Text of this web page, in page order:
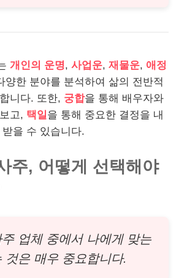
개인의 운명, 사업운, 재물운, 애정
양한 분야를 분석하여 삶의 전반적
니다. 또한, 궁합을 통해 배우자와
고, 택일 을 통해 중요한 결정을 내
을 수 있습니다.
주, 어떻게 선택해야
업체 중에서 나에게 맞는
것은 매우 중요합니다.